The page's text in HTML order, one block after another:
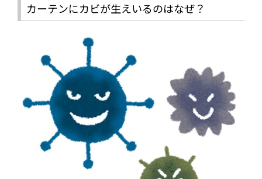
カーテンにカビが生えいるのはなぜ？